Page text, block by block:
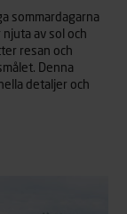
sommardagarna
av sol och
resan och
Denna
detaljer och